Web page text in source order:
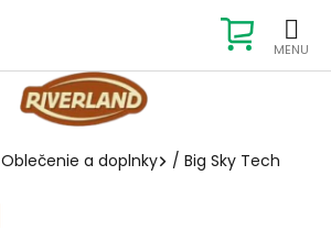
KOŠÍK
Oblečenie a doplnky / Big Sky Tech